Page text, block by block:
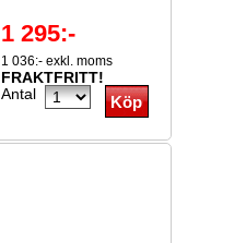
1 295:-
1 036:- exkl. moms
FRAKTFRITT!
Antal